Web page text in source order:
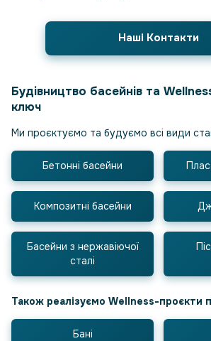
Наші Контакти
Будівництво басейнів та
ключ
Ми проєктуємо та будуємо всі види
Бетонні басейни
Композитні басейни
Басейни з нержавіючої
сталі
Також реалізуємо Wellness-проєкти
Бані